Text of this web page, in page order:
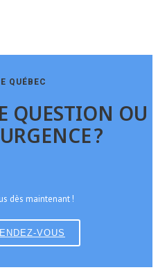
QUÉBEC
QUESTION OU
?
dès maintenant !
VOUS